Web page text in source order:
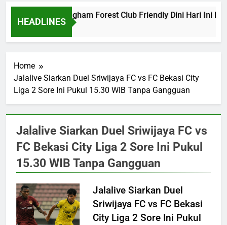
HEADLINES
vs Nottingham Forest Club Friendly Dini Hari Ini
Hours Ago
Home
Jalalive Siarkan Duel Sriwijaya FC vs FC Bekasi City
Liga 2 Sore Ini Pukul 15.30 WIB Tanpa Gangguan
Jalalive Siarkan Duel Sriwijaya FC vs
FC Bekasi City Liga 2 Sore Ini Pukul
15.30 WIB Tanpa Gangguan
Jalalive Siarkan Duel
Sriwijaya FC vs FC Bekasi
City Liga 2 Sore Ini Pukul